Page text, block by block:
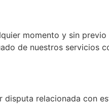
momento y sin
de nuestros servicios
relacionada con